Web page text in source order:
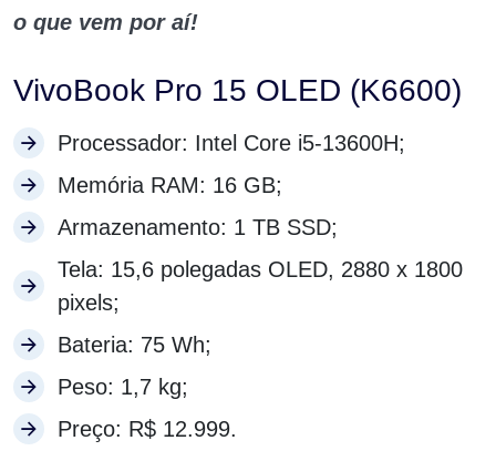
o que vem por aí!
VivoBook Pro 15 OLED (K6600)
Processador: Intel Core i5-13600H;
Memória RAM: 16 GB;
Armazenamento: 1 TB SSD;
Tela: 15,6 polegadas OLED, 2880 x 1800
pixels;
Bateria: 75 Wh;
Peso: 1,7 kg;
Preço: R$ 12.999.